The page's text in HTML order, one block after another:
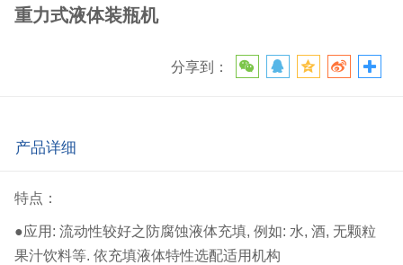
重力式液体装瓶机
分享到：
产品详细
特点：
●应用: 流动性较好之防腐蚀液体充填, 例如: 水, 酒, 无颗粒
果汁饮料等. 依充填液体特性选配适用机构